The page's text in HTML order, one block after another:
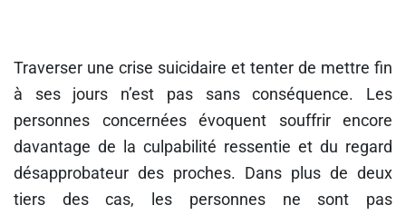
Traverser une crise suicidaire et tenter de mettre fin
à ses jours n’est pas sans conséquence. Les
personnes concernées évoquent souffrir encore
davantage de la culpabilité ressentie et du regard
désapprobateur des proches. Dans plus de deux
tiers des cas, les personnes ne sont pas